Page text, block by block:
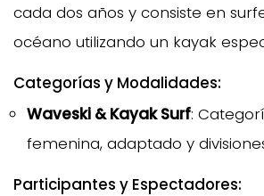
cada dos años y consiste en
océano utilizando un kayak
Categorías y Modalidades:
Waveski & Kayak Surf:
femenina, adaptado y
Participantes y Espectadores: